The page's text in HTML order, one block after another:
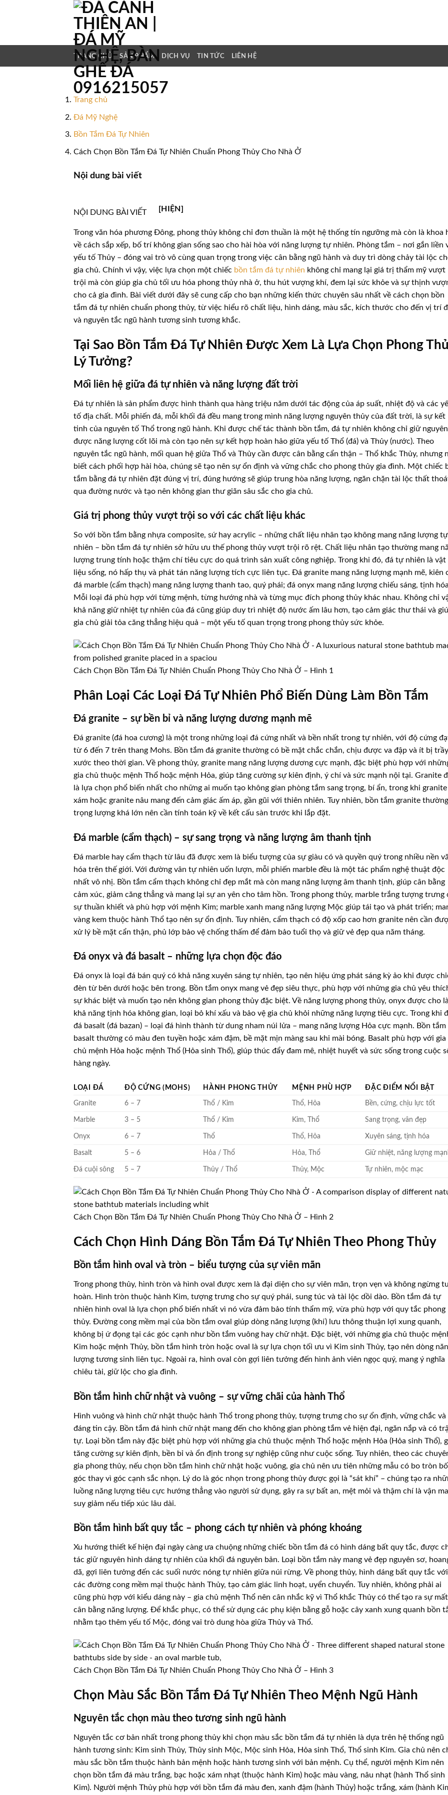
TRANG CHỦ SẢN PHẨM DỊCH VỤ TIN TỨC LIÊN HỆ
Trang chủ
Đá Mỹ Nghệ
Bồn Tắm Đá Tự Nhiên
Cách Chọn Bồn Tắm Đá Tự Nhiên Chuẩn Phong Thủy Cho Nhà Ở
Nội dung bài viết
NỘI DUNG BÀI VIẾT [HIỆN]
Trong văn hóa phương Đông, phong thủy không chỉ đơn thuần là một hệ thống tín ngưỡng mà còn là khoa
về cách sắp xếp, bố trí không gian sống sao cho hài hòa với năng lượng tự nhiên. Phòng tắm – nơi gắn liền
yếu tố Thủy – đóng vai trò vô cùng quan trọng trong việc cân bằng ngũ hành và duy trì dòng chảy tài lộc
gia chủ. Chính vì vậy, việc lựa chọn một chiếc bồn tắm đá tự nhiên không chỉ mang lại giá trị thẩm mỹ vượt
trội mà còn giúp gia chủ tối ưu hóa phong thủy nhà ở, thu hút vượng khí, đem lại sức khỏe và sự thịnh
cho cả gia đình. Bài viết dưới đây sẽ cung cấp cho bạn những kiến thức chuyên sâu nhất về cách chọn bồn
tắm đá tự nhiên chuẩn phong thủy, từ việc hiểu rõ chất liệu, hình dáng, màu sắc, kích thước cho đến vị trí
và nguyên tắc ngũ hành tương sinh tương khắc.
Tại Sao Bồn Tắm Đá Tự Nhiên Được Xem Là Lựa Chọn Phong
Lý Tưởng?
Mối liên hệ giữa đá tự nhiên và năng lượng đất trời
Đá tự nhiên là sản phẩm được hình thành qua hàng triệu năm dưới tác động của áp suất, nhiệt độ và các
tố địa chất. Mỗi phiến đá, mỗi khối đá đều mang trong mình năng lượng nguyên thủy của đất trời, là sự kết
tinh của nguyên tố Thổ trong ngũ hành. Khi được chế tác thành bồn tắm, đá tự nhiên không chỉ giữ nguyên
được năng lượng cốt lõi mà còn tạo nên sự kết hợp hoàn hảo giữa yếu tố Thổ (đá) và Thủy (nước). Theo
nguyên tắc ngũ hành, mối quan hệ giữa Thổ và Thủy cần được cân bằng cẩn thận – Thổ khắc Thủy, nhưng
biết cách phối hợp hài hòa, chúng sẽ tạo nên sự ổn định và vững chắc cho phong thủy gia đình. Một chiếc
tắm bằng đá tự nhiên đặt đúng vị trí, đúng hướng sẽ giúp trung hòa năng lượng, ngăn chặn tài lộc thất
qua đường nước và tạo nên không gian thư giãn sâu sắc cho gia chủ.
Giá trị phong thủy vượt trội so với các chất liệu khác
So với bồn tắm bằng nhựa composite, sứ hay acrylic – những chất liệu nhân tạo không mang năng lượng tự
nhiên – bồn tắm đá tự nhiên sở hữu ưu thế phong thủy vượt trội rõ rệt. Chất liệu nhân tạo thường mang
lượng trung tính hoặc thậm chí tiêu cực do quá trình sản xuất công nghiệp. Trong khi đó, đá tự nhiên là vật
liệu sống, nó hấp thụ và phát tán năng lượng tích cực liên tục. Đá granite mang năng lượng mạnh mẽ, kiên
đá marble (cẩm thạch) mang năng lượng thanh tao, quý phái; đá onyx mang năng lượng chiếu sáng, tịnh
Mỗi loại đá phù hợp với từng mệnh, từng hướng nhà và từng mục đích phong thủy khác nhau. Không chỉ
khả năng giữ nhiệt tự nhiên của đá cũng giúp duy trì nhiệt độ nước ấm lâu hơn, tạo cảm giác thư thái và
gia chủ giải tỏa căng thẳng hiệu quả – một yếu tố quan trọng trong phong thủy sức khỏe.
Cách Chọn Bồn Tắm Đá Tự Nhiên Chuẩn Phong Thủy Cho Nhà Ở – Hình 1
Phân Loại Các Loại Đá Tự Nhiên Phổ Biến Dùng Làm Bồn Tắm
Đá granite – sự bền bỉ và năng lượng dương mạnh mẽ
Đá granite (đá hoa cương) là một trong những loại đá cứng nhất và bền nhất trong tự nhiên, với độ cứng
từ 6 đến 7 trên thang Mohs. Bồn tắm đá granite thường có bề mặt chắc chắn, chịu được va đập và ít bị trầy
xước theo thời gian. Về phong thủy, granite mang năng lượng dương cực mạnh, đặc biệt phù hợp với
gia chủ thuộc mệnh Thổ hoặc mệnh Hỏa, giúp tăng cường sự kiên định, ý chí và sức mạnh nội tại. Granite
là lựa chọn phổ biến nhất cho những ai muốn tạo không gian phòng tắm sang trọng, bí ẩn, trong khi granite
xám hoặc granite nâu mang đến cảm giác ấm áp, gần gũi với thiên nhiên. Tuy nhiên, bồn tắm granite
trọng lượng khá lớn nên cần tính toán kỹ về kết cấu sàn trước khi lắp đặt.
Đá marble (cẩm thạch) – sự sang trọng và năng lượng âm thanh tịnh
Đá marble hay cẩm thạch từ lâu đã được xem là biểu tượng của sự giàu có và quyền quý trong nhiều nền
hóa trên thế giới. Với đường vân tự nhiên uốn lượn, mỗi phiến marble đều là một tác phẩm nghệ thuật độc
nhất vô nhị. Bồn tắm cẩm thạch không chỉ đẹp mắt mà còn mang năng lượng âm thanh tịnh, giúp cân bằng
cảm xúc, giảm căng thẳng và mang lại sự an yên cho tâm hồn. Trong phong thủy, marble trắng tượng trưng
sự thuần khiết và phù hợp với mệnh Kim; marble xanh mang năng lượng Mộc giúp tái tạo và phát triển;
vàng kem thuộc hành Thổ tạo nên sự ổn định. Tuy nhiên, cẩm thạch có độ xốp cao hơn granite nên cần
xử lý bề mặt cẩn thận, phủ lớp bảo vệ chống thấm để đảm bảo tuổi thọ và giữ vẻ đẹp qua năm tháng.
Đá onyx và đá basalt – những lựa chọn độc đáo
Đá onyx là loại đá bán quý có khả năng xuyên sáng tự nhiên, tạo nên hiệu ứng phát sáng kỳ ảo khi được
đèn từ bên dưới hoặc bên trong. Bồn tắm onyx mang vẻ đẹp siêu thực, phù hợp với những gia chủ yêu
sự khác biệt và muốn tạo nên không gian phong thủy đặc biệt. Về năng lượng phong thủy, onyx được cho
khả năng tịnh hóa không gian, loại bỏ khí xấu và bảo vệ gia chủ khỏi những năng lượng tiêu cực. Trong khi
đá basalt (đá bazan) – loại đá hình thành từ dung nham núi lửa – mang năng lượng Hỏa cực mạnh. Bồn tắm
basalt thường có màu đen tuyền hoặc xám đậm, bề mặt mịn màng sau khi mài bóng. Basalt phù hợp với gia
chủ mệnh Hỏa hoặc mệnh Thổ (Hỏa sinh Thổ), giúp thúc đẩy đam mê, nhiệt huyết và sức sống trong cuộc
hàng ngày.
LOẠI ĐÁ ĐỘ CỨNG (MOHS) HÀNH PHONG THỦY MỆNH PHÙ HỢP ĐẶC ĐIỂM NỔI BẬT
Granite 6 – 7 Thổ / Kim Thổ, Hỏa Bền, cứng, chịu lực tốt
Marble 3 – 5 Thổ / Kim Kim, Thổ Sang trọng, vân đẹp
Onyx 6 – 7 Thổ Thổ, Hỏa Xuyên sáng, tịnh hóa
Basalt 5 – 6 Hỏa / Thổ Hỏa, Thổ Giữ nhiệt, năng lượng
Đá cuội sông 5 – 7 Thủy / Thổ Thủy, Mộc Tự nhiên, mộc mạc
Cách Chọn Bồn Tắm Đá Tự Nhiên Chuẩn Phong Thủy Cho Nhà Ở – Hình 2
Cách Chọn Hình Dáng Bồn Tắm Đá Tự Nhiên Theo Phong Thủy
Bồn tắm hình oval và tròn – biểu tượng của sự viên mãn
Trong phong thủy, hình tròn và hình oval được xem là đại diện cho sự viên mãn, trọn vẹn và không ngừng
hoàn. Hình tròn thuộc hành Kim, tượng trưng cho sự quý phái, sung túc và tài lộc dồi dào. Bồn tắm đá tự
nhiên hình oval là lựa chọn phổ biến nhất vì nó vừa đảm bảo tính thẩm mỹ, vừa phù hợp với quy tắc phong
thủy. Đường cong mềm mại của bồn tắm oval giúp dòng năng lượng (khí) lưu thông thuận lợi xung quanh,
không bị ứ đọng tại các góc cạnh như bồn tắm vuông hay chữ nhật. Đặc biệt, với những gia chủ thuộc
Kim hoặc mệnh Thủy, bồn tắm hình tròn hoặc oval là sự lựa chọn tối ưu vì Kim sinh Thủy, tạo nên dòng
lượng tương sinh liên tục. Ngoài ra, hình oval còn gợi liên tưởng đến hình ảnh viên ngọc quý, mang ý nghĩa
chiêu tài, giữ lộc cho gia đình.
Bồn tắm hình chữ nhật và vuông – sự vững chãi của hành Thổ
Hình vuông và hình chữ nhật thuộc hành Thổ trong phong thủy, tượng trưng cho sự ổn định, vững chắc và
đáng tin cậy. Bồn tắm đá hình chữ nhật mang đến cho không gian phòng tắm vẻ hiện đại, ngăn nắp và có
tự. Loại bồn tắm này đặc biệt phù hợp với những gia chủ thuộc mệnh Thổ hoặc mệnh Hỏa (Hỏa sinh Thổ),
tăng cường sự kiên định, bền bỉ và ổn định trong sự nghiệp cũng như cuộc sống. Tuy nhiên, theo các
gia phong thủy, nếu chọn bồn tắm hình chữ nhật hoặc vuông, gia chủ nên ưu tiên những mẫu có bo tròn
góc thay vì góc cạnh sắc nhọn. Lý do là góc nhọn trong phong thủy được gọi là “sát khí” – chúng tạo ra
luồng năng lượng tiêu cực hướng thẳng vào người sử dụng, gây ra sự bất an, mệt mỏi và thậm chí là vận
suy giảm nếu tiếp xúc lâu dài.
Bồn tắm hình bất quy tắc – phong cách tự nhiên và phóng khoáng
Xu hướng thiết kế hiện đại ngày càng ưa chuộng những chiếc bồn tắm đá có hình dáng bất quy tắc, được
tác giữ nguyên hình dáng tự nhiên của khối đá nguyên bản. Loại bồn tắm này mang vẻ đẹp nguyên sơ,
dã, gợi liên tưởng đến các suối nước nóng tự nhiên giữa núi rừng. Về phong thủy, hình dáng bất quy tắc với
các đường cong mềm mại thuộc hành Thủy, tạo cảm giác linh hoạt, uyển chuyển. Tuy nhiên, không phải ai
cũng phù hợp với kiểu dáng này – gia chủ mệnh Thổ nên cân nhắc kỹ vì Thổ khắc Thủy có thể tạo ra sự mất
cân bằng năng lượng. Để khắc phục, có thể sử dụng các phụ kiện bằng gỗ hoặc cây xanh xung quanh bồn
nhằm tạo thêm yếu tố Mộc, đóng vai trò dung hòa giữa Thủy và Thổ.
Cách Chọn Bồn Tắm Đá Tự Nhiên Chuẩn Phong Thủy Cho Nhà Ở – Hình 3
Chọn Màu Sắc Bồn Tắm Đá Tự Nhiên Theo Mệnh Ngũ Hành
Nguyên tắc chọn màu theo tương sinh ngũ hành
Nguyên tắc cơ bản nhất trong phong thủy khi chọn màu sắc bồn tắm đá tự nhiên là dựa trên hệ thống ngũ
hành tương sinh: Kim sinh Thủy, Thủy sinh Mộc, Mộc sinh Hỏa, Hỏa sinh Thổ, Thổ sinh Kim. Gia chủ nên
màu sắc bồn tắm thuộc hành bản mệnh hoặc hành tương sinh với bản mệnh. Cụ thể, người mệnh Kim nên
chọn bồn tắm đá màu trắng, bạc hoặc xám nhạt (thuộc hành Kim) hoặc màu vàng, nâu nhạt (hành Thổ sinh
Kim). Người mệnh Thủy phù hợp với bồn tắm đá màu đen, xanh đậm (hành Thủy) hoặc trắng, xám (hành